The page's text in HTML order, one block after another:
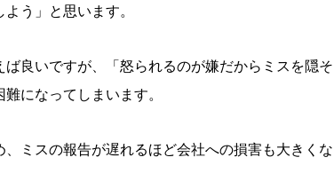
う」と思います。
ば良いですが、「怒られるのが嫌だからミスを隠
になってしまいます。
ミスの報告が遅れるほど会社への損害も大きくな